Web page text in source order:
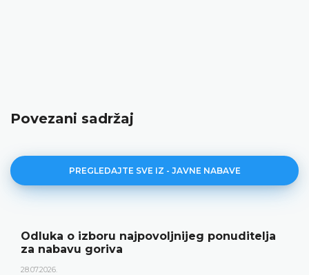
Povezani sadržaj
PREGLEDAJTE SVE IZ - JAVNE NABAVE
Odluka o izboru najpovoljnijeg ponuditelja
za nabavu goriva
28.07.2026.